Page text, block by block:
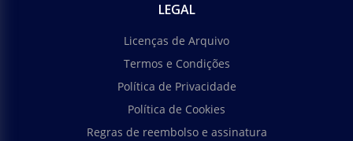
LEGAL
Licenças de Arquivo
Termos e Condições
Política de Privacidade
Política de Cookies
Regras de reembolso e assinatura